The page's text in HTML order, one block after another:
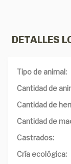
DETALLES
Tipo de animal:
Cantidad de
Cantidad de
Cantidad de
Castrados:
Cría ecológica: